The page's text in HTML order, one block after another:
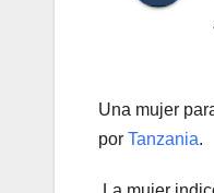
Una mujer
por Tanzania.